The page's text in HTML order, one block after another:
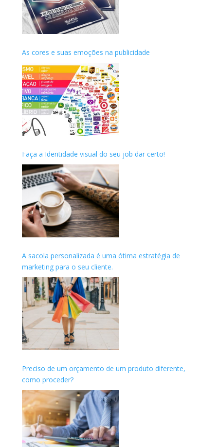
As cores e suas emoções na publicidade
Faça a Identidade visual do seu job dar certo!
A sacola personalizada é uma ótima estratégia de
marketing para o seu cliente.
Preciso de um orçamento de um produto diferente,
como proceder?